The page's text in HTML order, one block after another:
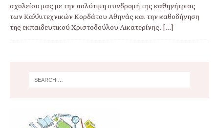
σχολείου μας με την πολύτιμη συνδρομή της καθηγήτριας
των Καλλιτεχνικών Κορδάτου Αθηνάς και την καθοδήγηση
της εκπαιδευτικού Χριστοδούλου Αικατερίνης. [...]